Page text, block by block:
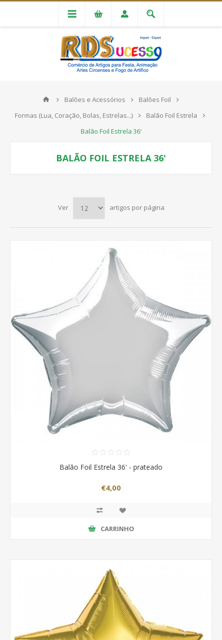
Balões e Acessórios
Balões Foil
Formas (Lua, Coração, Bolas, Estrelas...)
Balão Foil Estrela
Balão Foil Estrela 36'
BALÃO FOIL ESTRELA 36'
Ver artigos por página
Balão Foil Estrela 36' - prateado
€4,00
CARRINHO